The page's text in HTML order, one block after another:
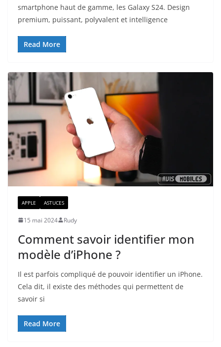
smartphone haut de gamme, les Galaxy S24. Design
premium, puissant, polyvalent et intelligence
Read More
APPLE ASTUCES
15 mai 2024 Rudy
Comment savoir identifier mon
modèle d’iPhone ?
Il est parfois compliqué de pouvoir identifier un iPhone.
Cela dit, il existe des méthodes qui permettent de
savoir si
Read More